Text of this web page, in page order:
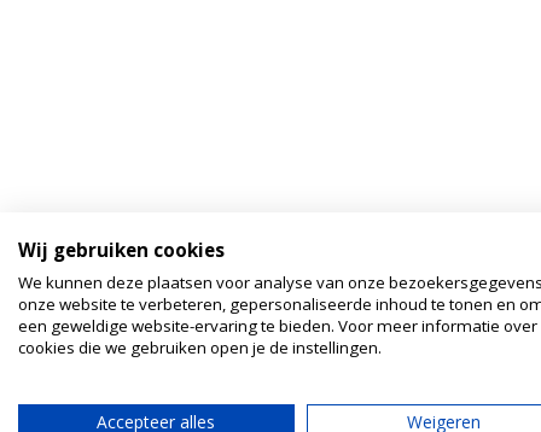
Wij gebruiken cookies
We kunnen deze plaatsen voor analyse van onze
onze website te verbeteren, gepersonaliseerde inhoud te tonen en
een geweldige website-ervaring te bieden. Voor meer informatie over
cookies die we gebruiken open je de instellingen.
Accepteer alles Weigeren